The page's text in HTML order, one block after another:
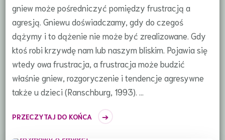
gniew może pośredniczyć pomiędzy frustracją a
agresją. Gniewu doświadczamy, gdy do czegoś
dążymy i to dążenie nie może być zrealizowane. Gdy
ktoś robi krzywdę nam lub naszym bliskim. Pojawia się
wtedy owa frustracja, a frustracja może budzić
właśnie gniew, rozgoryczenie i tendencje agresywne
także u dzieci (Ranschburg, 1993). …
PRZECZYTAJ DO KOŃCA